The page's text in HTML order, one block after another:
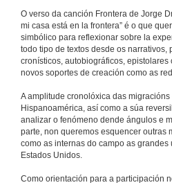
O verso da canción Frontera de Jorge
mi casa está en la frontera” é o que
simbólico para reflexionar sobre la
todo tipo de textos desde os narrativos,
cronísticos, autobiográficos, epistolares
novos soportes de creación como as
A amplitude cronolóxica das migracións
Hispanoamérica, así como a súa
analizar o fenómeno dende ángulos e
parte, non queremos esquencer outras
como as internas do campo as grandes
Estados Unidos.
Como orientación para a participación